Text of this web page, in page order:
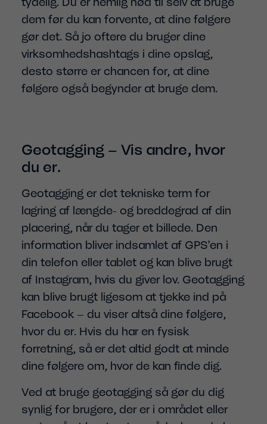
dem før du kan forvente, at dine følgere
gør det. Så jo oftere du bruger dine
virksomhedshashtags i dine opslag,
desto større er chancen for, at dine
følgere også begynder at bruge dem.
Geotagging – Vis andre, hvor
du er.
Geotagging er det tekniske term for
lagring af længde- og breddegrad af din
placering, når du tager et billede. Den
information bliver indsamlet af GPS’en i
din telefon eller tablet og kan blive brugt
af Instagram, hvis du giver lov. Geotagging
kan blive brugt ligesom at tjekke ind på
Facebook – du viser altså dine følgere,
hvor du er. Hvis du har en fysisk
forretning, så er det altid godt at minde
dine følgere om, hvor de kan finde dig.
Ved at bruge geotagging så gør du dig
synlig for brugere, der er i området eller